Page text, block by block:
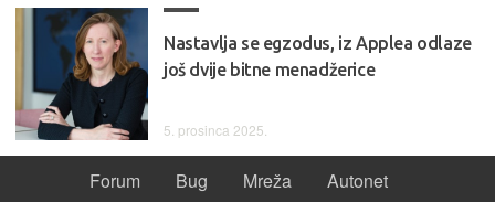
Nastavlja se egzodus, iz Applea odlaze
još dvije bitne menadžerice
5. prosinca 2025.
Forum Bug Mreža
Autonet